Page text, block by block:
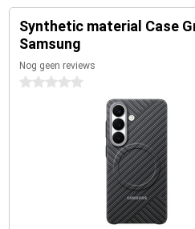
Synthetic material Case
Samsung
Nog geen reviews
0 sterren